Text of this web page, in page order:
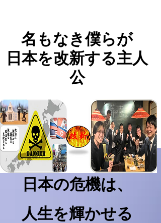
名もなき僕らが
日本を改新する主人
公
日本の危機は、​
人生を輝かせる